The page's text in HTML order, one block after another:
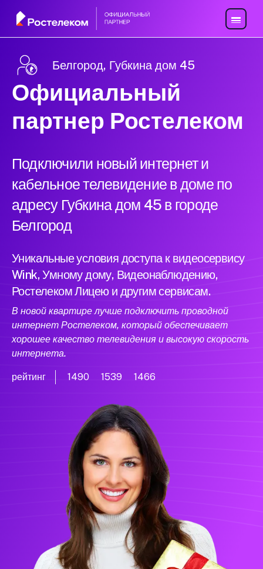
Белгород, Губкина дом 45
Официальный
партнер Ростелеком
Подключили новый интернет и
кабельное телевидение в доме по
адресу Губкина дом 45 в городе
Белгород
Уникальные условия доступа к видеосервису
Wink, Умному дому, Видеонаблюдению,
Ростелеком Лицею и другим сервисам.
В новой квартире лучше подключить проводной
интернет Ростелеком, который обеспечивает
хорошее качество телевидения и высокую скорость
интернета.
рейтинг 1490 1539 1466